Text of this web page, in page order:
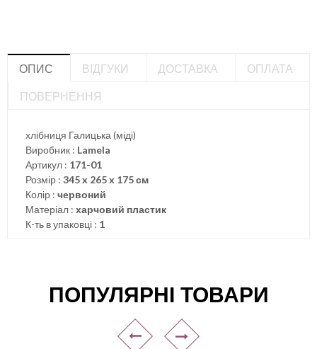
ОПИС ВІДГУКИ ДОСТАВКА
ОПЛАТА
ПОВЕРНЕННЯ
хлібниця Галицька (міді)
Виробник : Lamela
Артикул : 171-01
Розмір : 345 х 265 х 175 см
Колір : червоний
Матеріал : харчовий пластик
К-ть в упаковці : 1
ПОПУЛЯРНІ ТОВАРИ